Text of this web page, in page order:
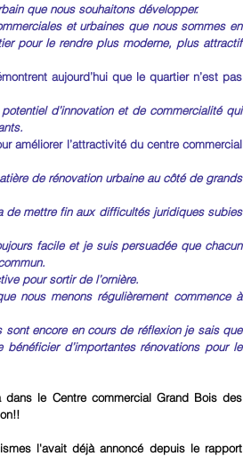
que nous souhaitons développer.
et urbaines que nous sommes en
pour le rendre plus moderne, plus attractif
aujourd’hui que le quartier n’est pas
d’innovation et de commercialité qui
améliorer l’attractivité du centre commercial
de rénovation urbaine au côté de grands
de mettre fin aux difficultés juridiques subies
facile et je suis persuadée que chacun
pour sortir de l’ornière.
nous menons régulièrement commence à
encore en cours de réflexion je sais que
d’importantes rénovations pour le
le Centre commercial Grand Bois des
l'avait déjà annoncé depuis le rapport